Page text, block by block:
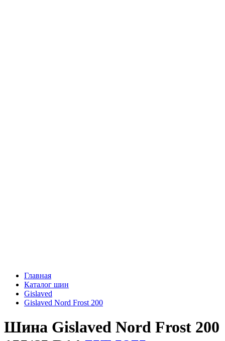
Главная
Каталог шин
Gislaved
Gislaved Nord Frost 200
Шина Gislaved Nord Frost 200